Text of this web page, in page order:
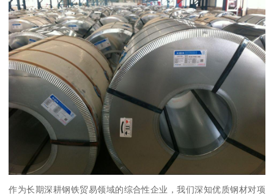
作为长期深耕钢铁贸易领域的综合性企业，我们深知优质钢材对项